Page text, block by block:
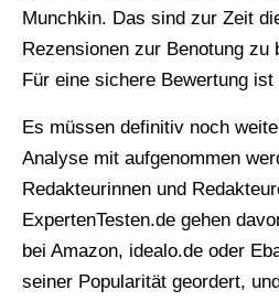
Munchkin. Das sind zur Zeit
Rezensionen zur Benotung
Für eine sichere Bewertung
Es müssen definitiv noch
Analyse mit aufgenommen
Redakteurinnen und
ExpertenTesten.de gehen
bei Amazon, idealo.de oder
seiner Popularität geordert,